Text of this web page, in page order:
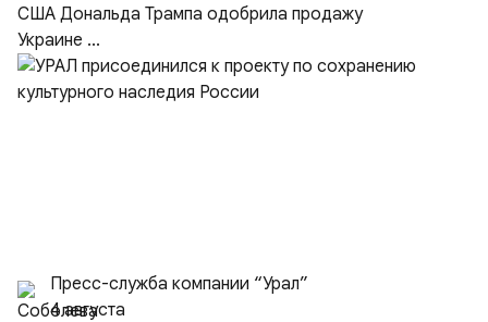
США Дональда Трампа одобрила продажу
Украине ...
Пресс-служба компании “Урал”
4 августа